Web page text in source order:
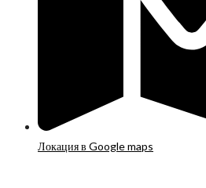
Локация в Google maps